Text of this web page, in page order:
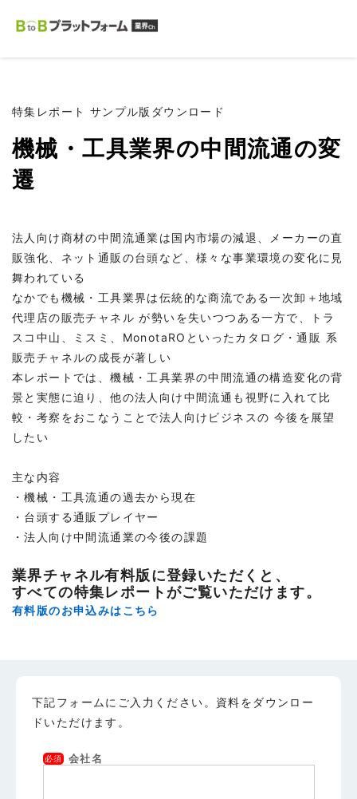
特集レポート サンプル版ダウンロード
機械・工具業界の中間流通の変
遷
法人向け商材の中間流通業は国内市場の減退、メーカーの直
販強化、ネット通販の台頭など、様々な事業環境の変化に見
舞われている
なかでも機械・工具業界は伝統的な商流である一次卸＋地域
代理店の販売チャネル が勢いを失いつつある一方で、トラ
スコ中山、ミスミ、MonotaROといったカタログ・通販 系
販売チャネルの成長が著しい
本レポートでは、機械・工具業界の中間流通の構造変化の背
景と実態に迫り、他の法人向け中間流通も視野に入れて比
較・考察をおこなうことで法人向けビジネスの 今後を展望
したい
主な内容
・機械・工具流通の過去から現在
・台頭する通販プレイヤー
・法人向け中間流通業の今後の課題
業界チャネル有料版に登録いただくと、
すべての特集レポートがご覧いただけます。
有料版のお申込みはこちら
下記フォームにご入力ください。資料をダウンロー
ドいただけます。
必須 会社名